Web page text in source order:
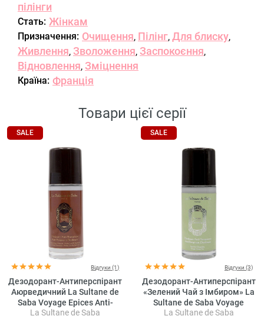
пілінги
Стать: Жінкам
Призначення: Очищення, Пілінг, Для блиску,
Живлення, Зволоження, Заспокоєння,
Відновлення, Зміцнення
Країна: Франція
Товари цієї серії
SALE
Відгуки (1)
Дезодорант-Антиперспірант
Аюрведичний La Sultane de
Saba Voyage Epices Anti-
Perspirant Deodorant Oriental
La Sultane de Saba
SALE
Відгуки (3)
Дезодорант-Антиперспірант
«Зелений Чай з Імбиром» La
Sultane de Saba Voyage
Darjeeling Anti-Perspirant
La Sultane de Saba